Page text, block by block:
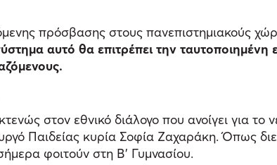
πρόσβασης στους πανεπιστημιακούς
αυτό θα επιτρέπει την
στον εθνικό διάλογο που ανοίγει για το
Παιδείας κυρία Σοφία Ζαχαράκη. Όπως
φοιτούν στη Β’ Γυμνασίου.